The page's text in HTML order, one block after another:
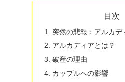
目次
突然の悲報：アルカデ
アルカディアとは？
破産の理由
カップルへの影響